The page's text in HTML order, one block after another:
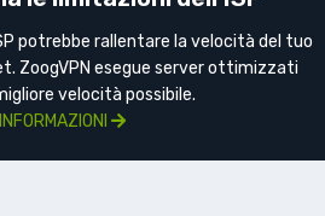
potrebbe rallentare la velocità del tuo
ZoogVPN esegue server ottimizzati
velocità possibile.